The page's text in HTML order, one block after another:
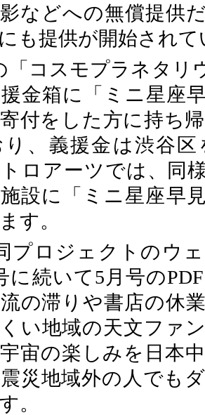
などへの無償提供
も提供が開始されて
「コスモプラネタリ
金箱に「ミニ星座
付をした方に持ち
、義援金は渋谷
ロアーツでは、同
設に「ミニ星座早
す。
プロジェクトのウ
に続いて5月号の
の滞りや書店の休
い地域の天文ファ
宙の楽しみを日本
災地域外の人でも
。